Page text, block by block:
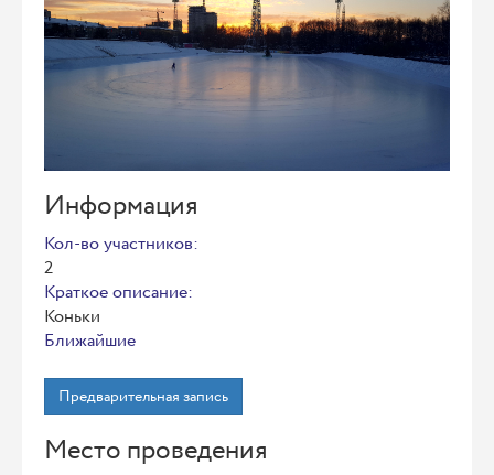
Информация
Кол-во участников:
2
Краткое описание:
Коньки
Ближайшие
Предварительная запись
Место проведения